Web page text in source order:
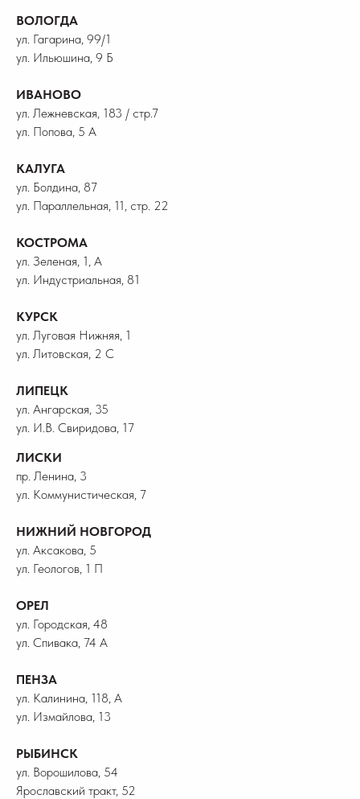
ВОЛОГДА
ул. Гагарина, 99/1
ул. Ильюшина, 9 Б
ИВАНОВО
ул. Лежневская, 183 / стр.7
ул. Попова, 5 А
КАЛУГА
ул. Болдина, 87
ул. Параллельная, 11, стр. 22
КОСТРОМА
ул. Зеленая, 1, А
ул. Индустриальная, 81
КУРСК
ул. Луговая Нижняя, 1
ул. Литовская, 2 С
ЛИПЕЦК
ул. Ангарская, 35
ул. И.В. Свиридова, 17
ЛИСКИ
пр. Ленина, 3
ул. Коммунистическая, 7
НИЖНИЙ НОВГОРОД
ул. Аксакова, 5
ул. Геологов, 1 П
ОРЕЛ
ул. Городская, 48
ул. Спивака, 74 А
ПЕНЗА
ул. Калинина, 118, А
ул. Измайлова, 13
РЫБИНСК
ул. Ворошилова, 54
Ярославский тракт, 52